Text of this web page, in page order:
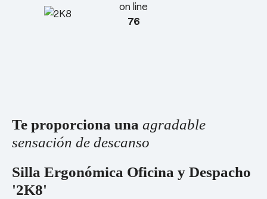
esPattio
on line
76
2K8
Te proporciona una agradable
sensación de descanso
Silla Ergonómica Oficina y Despacho
'2K8'